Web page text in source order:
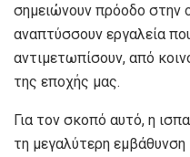
σημειώνουν πρόοδο στην
αναπτύσσουν εργαλεία
αντιμετωπίσουν, από
της εποχής μας.
Για τον σκοπό αυτό, η
τη μεγαλύτερη